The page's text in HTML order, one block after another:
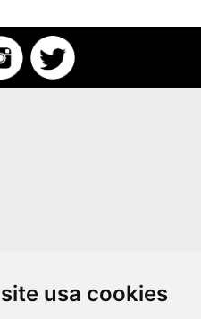
usa cookies